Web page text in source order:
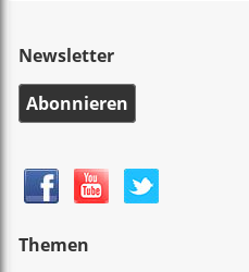
Newsletter
Abonnieren
Themen